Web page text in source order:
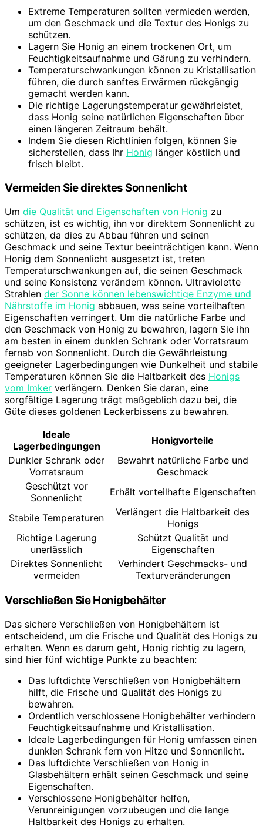
Extreme Temperaturen sollten vermieden werden,
um den Geschmack und die Textur des Honigs zu
schützen.
Lagern Sie Honig an einem trockenen Ort, um
Feuchtigkeitsaufnahme und Gärung zu verhindern.
Temperaturschwankungen können zu Kristallisation
führen, die durch sanftes Erwärmen rückgängig
gemacht werden kann.
Die richtige Lagerungstemperatur gewährleistet,
dass Honig seine natürlichen Eigenschaften über
einen längeren Zeitraum behält.
Indem Sie diesen Richtlinien folgen, können Sie
sicherstellen, dass Ihr Honig länger köstlich und
frisch bleibt.
Vermeiden Sie direktes Sonnenlicht
Um die Qualität und Eigenschaften von Honig zu
schützen, ist es wichtig, ihn vor direktem Sonnenlicht zu
schützen, da dies zu Abbau führen und seinen
Geschmack und seine Textur beeinträchtigen kann. Wenn
Honig dem Sonnenlicht ausgesetzt ist, treten
Temperaturschwankungen auf, die seinen Geschmack
und seine Konsistenz verändern können. Ultraviolette
Strahlen der Sonne können lebenswichtige Enzyme und
Nährstoffe im Honig abbauen, was seine vorteilhaften
Eigenschaften verringert. Um die natürliche Farbe und
den Geschmack von Honig zu bewahren, lagern Sie ihn
am besten in einem dunklen Schrank oder Vorratsraum
fernab von Sonnenlicht. Durch die Gewährleistung
geeigneter Lagerbedingungen wie Dunkelheit und stabile
Temperaturen können Sie die Haltbarkeit des Honigs
vom Imker verlängern. Denken Sie daran, eine
sorgfältige Lagerung trägt maßgeblich dazu bei, die
Güte dieses goldenen Leckerbissens zu bewahren.
Ideale
Lagerbedingungen
Honigvorteile
Dunkler Schrank oder
Vorratsraum
Bewahrt natürliche Farbe und
Geschmack
Geschützt vor
Sonnenlicht
Erhält vorteilhafte Eigenschaften
Stabile Temperaturen
Verlängert die Haltbarkeit des
Honigs
Richtige Lagerung
unerlässlich
Schützt Qualität und
Eigenschaften
Direktes Sonnenlicht
vermeiden
Verhindert Geschmacks- und
Texturveränderungen
Verschließen Sie Honigbehälter
Das sichere Verschließen von Honigbehältern ist
entscheidend, um die Frische und Qualität des Honigs zu
erhalten. Wenn es darum geht, Honig richtig zu lagern,
sind hier fünf wichtige Punkte zu beachten:
Das luftdichte Verschließen von Honigbehältern
hilft, die Frische und Qualität des Honigs zu
bewahren.
Ordentlich verschlossene Honigbehälter verhindern
Feuchtigkeitsaufnahme und Kristallisation.
Ideale Lagerbedingungen für Honig umfassen einen
dunklen Schrank fern von Hitze und Sonnenlicht.
Das luftdichte Verschließen von Honig in
Glasbehältern erhält seinen Geschmack und seine
Eigenschaften.
Verschlossene Honigbehälter helfen,
Verunreinigungen vorzubeugen und die lange
Haltbarkeit des Honigs zu erhalten.